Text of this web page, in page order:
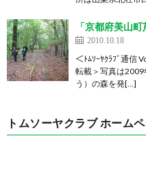
「京都府美山町
2010.10.18
＜ﾄﾑｿｰﾔｸﾗﾌﾞ通信
転載＞写真は2009
う）の森を発[…]
トムソーヤクラブ ホーム